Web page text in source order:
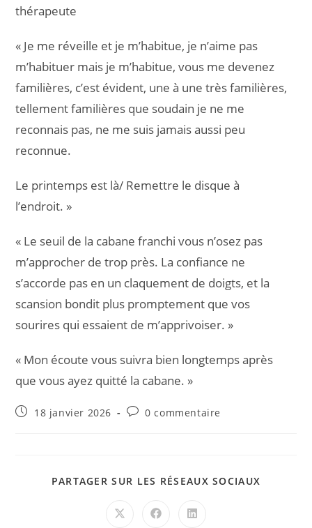
thérapeute
« Je me réveille et je m’habitue, je n’aime pas
m’habituer mais je m’habitue, vous me devenez
familières, c’est évident, une à une très familières,
tellement familières que soudain je ne me
reconnais pas, ne me suis jamais aussi peu
reconnue.
Le printemps est là/ Remettre le disque à
l’endroit. »
« Le seuil de la cabane franchi vous n’osez pas
m’approcher de trop près. La confiance ne
s’accorde pas en un claquement de doigts, et la
scansion bondit plus promptement que vos
sourires qui essaient de m’apprivoiser. »
« Mon écoute vous suivra bien longtemps après
que vous ayez quitté la cabane. »
Publication
18 janvier 2026
Commentaires
0 commentaire
PARTAGER SUR LES RÉSEAUX SOCIAUX
Ouvrir
Ouvrir Ouvrir